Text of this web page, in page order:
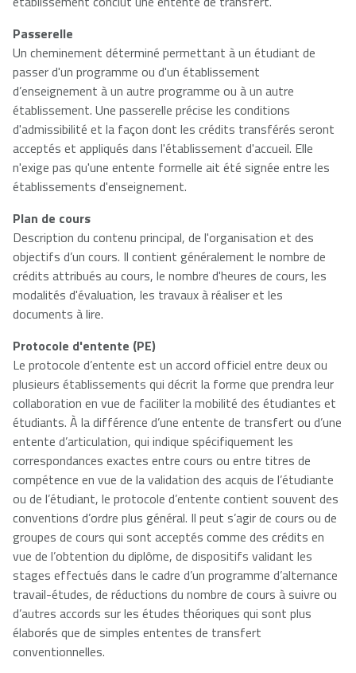
Passerelle
Un cheminement déterminé permettant à un étudiant de
passer d'un programme ou d'un établissement
d’enseignement à un autre programme ou à un autre
établissement. Une passerelle précise les conditions
d'admissibilité et la façon dont les crédits transférés seront
acceptés et appliqués dans l'établissement d'accueil. Elle
n'exige pas qu'une entente formelle ait été signée entre les
établissements d'enseignement.
Plan de cours
Description du contenu principal, de l'organisation et des
objectifs d’un cours. Il contient généralement le nombre de
crédits attribués au cours, le nombre d'heures de cours, les
modalités d'évaluation, les travaux à réaliser et les
documents à lire.
Protocole d'entente (PE)
Le protocole d’entente est un accord officiel entre deux ou
plusieurs établissements qui décrit la forme que prendra leur
collaboration en vue de faciliter la mobilité des étudiantes et
étudiants. À la différence d’une entente de transfert ou d’une
entente d’articulation, qui indique spécifiquement les
correspondances exactes entre cours ou entre titres de
compétence en vue de la validation des acquis de l’étudiante
ou de l’étudiant, le protocole d’entente contient souvent des
conventions d’ordre plus général. Il peut s’agir de cours ou de
groupes de cours qui sont acceptés comme des crédits en
vue de l’obtention du diplôme, de dispositifs validant les
stages effectués dans le cadre d’un programme d’alternance
travail-études, de réductions du nombre de cours à suivre ou
d’autres accords sur les études théoriques qui sont plus
élaborés que de simples ententes de transfert
conventionnelles.